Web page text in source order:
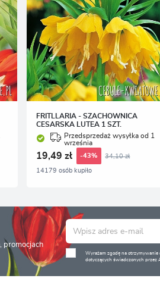
FRITLLARIA - SZACHOWNICA
CESARSKA LUTEA 1 SZT.
Przedsprzedaż wysyłka od 1
września
19,49 zł -43% 34,10 zł
14179 osób kupiło
promocjach
Wyrażam zgodę na otrzymywanie
dotyczących świadczonych przez